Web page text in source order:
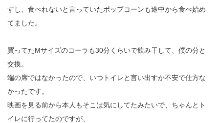
すし、食べれないと言っていたポップコーンも途中から食べ始め
てました。
買ってたMサイズのコーラも30分くらいで飲み干して、僕の分と
交換。
端の席ではなかったので、いつトイレと言い出すか不安で仕方な
かったです。
映画を見る前から本人もそこは気にしてたみたいで、ちゃんとト
イレに行ってたのですが、